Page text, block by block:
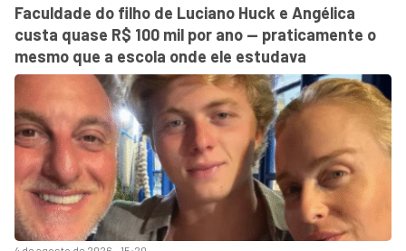
Faculdade do filho de Luciano Huck e Angélica
custa quase R$ 100 mil por ano — praticamente o
mesmo que a escola onde ele estudava